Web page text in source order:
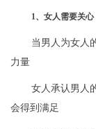
1、女人需要关
当男人为女人
力量
女人承认男人
会得到满足